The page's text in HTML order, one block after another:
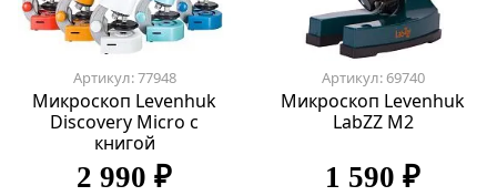
Артикул: 77948
Микроскоп Levenhuk
Discovery Micro с
книгой
2 990 ₽
Артикул: 69740
Микроскоп Levenhuk
LabZZ M2
1 590 ₽